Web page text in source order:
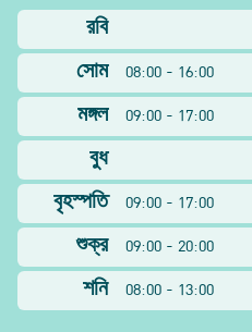
রবি
সোম
08:00 - 16:00
মঙ্গল
09:00 - 17:00
বুধ
বৃহস্পতি
09:00 - 17:00
শুক্র
09:00 - 20:00
শনি
08:00 - 13:00